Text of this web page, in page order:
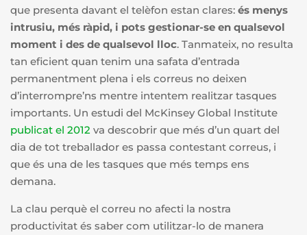
que presenta davant el telèfon estan clares: és menys
intrusiu, més ràpid, i pots gestionar-se en qualsevol
moment i des de qualsevol lloc. Tanmateix, no resulta
tan eficient quan tenim una safata d’entrada
permanentment plena i els correus no deixen
d’interrompre’ns mentre intentem realitzar tasques
importants. Un estudi del McKinsey Global Institute
publicat el 2012 va descobrir que més d’un quart del
dia de tot treballador es passa contestant correus, i
que és una de les tasques que més temps ens
demana.
La clau perquè el correu no afecti la nostra
productivitat és saber com utilitzar-lo de manera